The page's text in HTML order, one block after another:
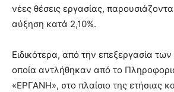
νέες θέσεις εργασίας,
αύξηση κατά 2,10%.
Ειδικότερα, από την επεξεργασία των
οποία αντλήθηκαν από το
«ΕΡΓΑΝΗ», στο πλαίσιο της ετήσιας